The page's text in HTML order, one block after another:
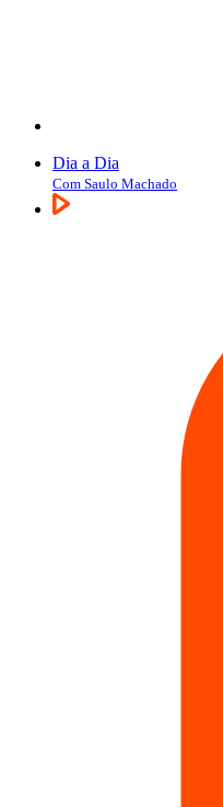
Dia a Dia
Com Saulo Machado